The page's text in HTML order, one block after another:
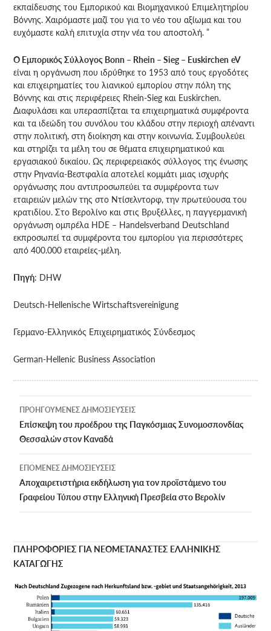
εκπαίδευσης του Εμπορικού και Βιομηχανικού Επιμελητηρίου
Βόννης. Χαιρόμαστε μαζί του για το νέο του αξίωμα και του
ευχόμαστε καλή επιτυχία στην νέα του αποστολή. ”
Ο Εμπορικός Σύλλογος Bonn – Rhein –Sieg– Euskirchen eV
είναι η οργάνωση που ιδρύθηκε το 1953 από τους εργοδότες
και επιχειρηματίες του λιανικού εμπορίου στην πόλη της
Βόννης και στις περιφέρειες Rhein-Sieg και Euskirchen.
Διαφυλάσει και υπερασπίζεται τα επιχειρηματικά συμφέροντα
και τα ιδεώδη του συνόλου του κλάδου στην περιοχή απέναντι
στην πολιτική, στη διοίκηση και στην κοινωνία. Συμβουλεύει
και στηρίζει τα μέλη του σε θέματα επιχειρηματικού και
εργασιακού δικαίου. Ως περιφερειακός σύλλογος της ένωσης
στην Ρηνανία-Βεστφαλία αποτελεί κομμάτι μιας ισχυρής
οργάνωσης που αντιπροσωπεύει τα συμφέροντα των
εταιρειών μελών της στο Ντίσελντορφ, την πρωτεύουσα του
κρατιδίου. Στο Βερολίνο και στις Βρυξέλλες, η παγγερμανική
οργάνωση ομπρέλα HDE – Handelsverband Deutschland
εκπροσωπεί τα συμφέροντα του εμπορίου για περισσότερες
από 400.000 εταιρείες-μέλη.
Πηγή: DHW
Deutsch-Hellenische Wirtschaftsvereinigung
Γερμανο-Ελληνικός Επιχειρηματικός Σύνδεσμος
German-Hellenic Business Association
Πλοήγηση
άρθρων
ΠΡΟΗΓΟΎΜΕΝΕΣ ΔΗΜΟΣΙΕΎΣΕΙΣ
Επίσκεψη του προέδρου της Παγκόσμιας Συνομοσπονδίας
Θεσσαλών στον Καναδά
ΕΠΌΜΕΝΕΣ ΔΗΜΟΣΙΕΎΣΕΙΣ
Αποχαιρετιστήρια εκδήλωση για τον προϊστάμενο του
Γραφείου Τύπου στην Ελληνική Πρεσβεία στο Βερολίν
ΠΛΗΡΟΦΟΡΙΕΣ ΓΙΑ ΝΕΟΜΕΤΑΝΑΣΤΕΣ ΕΛΛΗΝΙΚΗΣ
ΚΑΤΑΓΩΓΗΣ